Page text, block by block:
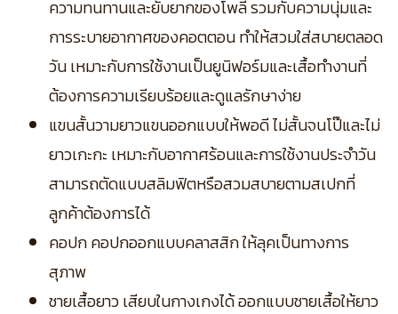
ความทนทานและยับยากของโพลี รวมกับความนุ่มและ
การระบายอากาศของคอตตอน ทำให้สวมใส่สบายตลอด
วัน เหมาะกับการใช้งานเป็นยูนิฟอร์มและเสื้อทำงานที่
ต้องการความเรียบร้อยและดูแลรักษาง่าย
แขนสั้นวามยาวแขนออกแบบให้พอดี ไม่สั้นจนโป๊และไม่
ยาวเกะกะ เหมาะกับอากาศร้อนและการใช้งานประจำวัน
สามารถตัดแบบสลิมฟิตหรือสวมสบายตามสเปกที่
ลูกค้าต้องการได้
คอปก คอปกออกแบบคลาสสิก ให้ลุคเป็นทางการ
สุภาพ
ชายเสื้อยาว เสียบในกางเกงได้ ออกแบบชายเสื้อให้ยาว